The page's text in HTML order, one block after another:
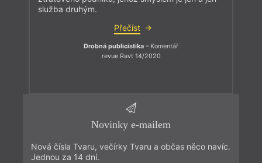
služba druhým.
Přečíst
Drobná publicistika – Komentář
revue Ravt 14/2020
Novinky e-mailem
Nová čísla Tvaru, večírky Tvaru a občas něco navíc.
Jednou za 14 dní.